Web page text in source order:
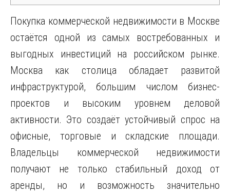
Покупка коммерческой недвижимости в Москве
остаётся одной из самых востребованных и
выгодных инвестиций на российском рынке.
Москва как столица обладает развитой
инфраструктурой, большим числом бизнес-
проектов и высоким уровнем деловой
активности. Это создаёт устойчивый спрос на
офисные, торговые и складские площади.
Владельцы коммерческой недвижимости
получают не только стабильный доход от
аренды, но и возможность значительно